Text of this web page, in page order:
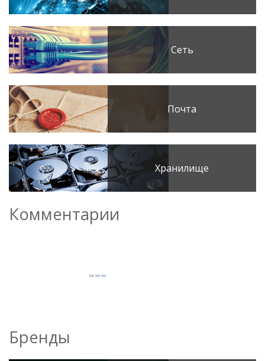
Сеть
Почта
Хранилище
Комментарии
Бренды